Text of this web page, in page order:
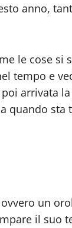
anno,
le cose si
tempo e
arrivata
quando sta
un
il suo